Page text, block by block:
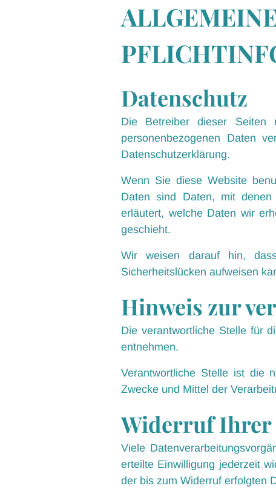
Datenschutz
Die Betreiber dieser Seiten
personenbezogenen Daten
Datenschutzerklärung.
Wenn Sie diese Website
Daten sind Daten, mit denen
erläutert, welche Daten wir
geschieht.
Wir weisen darauf hin,
Sicherheitslücken aufweisen
Hinweis zur
Die verantwortliche Stelle für
entnehmen.
Verantwortliche Stelle ist die
Zwecke und Mittel der
Widerruf Ihrer
Viele
erteilte Einwilligung jederzeit
der bis zum Widerruf erfolgten